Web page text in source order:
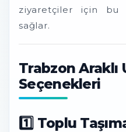
ziyaretçiler için bu
sağlar.
Trabzon Araklı
Seçenekleri
1️⃣ Toplu